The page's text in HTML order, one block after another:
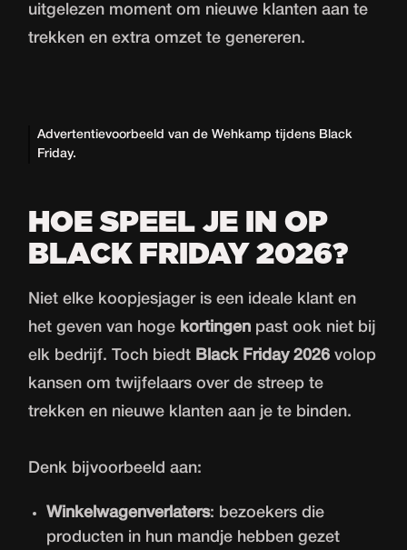
uitgelezen moment om nieuwe klanten aan te
trekken en extra omzet te genereren.
Advertentievoorbeeld van de Wehkamp tijdens Black
Friday.
HOE SPEEL JE IN OP
BLACK FRIDAY 2026?
Niet elke koopjesjager is een ideale klant en
het geven van hoge kortingen past ook niet bij
elk bedrijf. Toch biedt Black Friday 2026 volop
kansen om twijfelaars over de streep te
trekken en nieuwe klanten aan je te binden.
Denk bijvoorbeeld aan:
Winkelwagenverlaters: bezoekers die
producten in hun mandje hebben gezet